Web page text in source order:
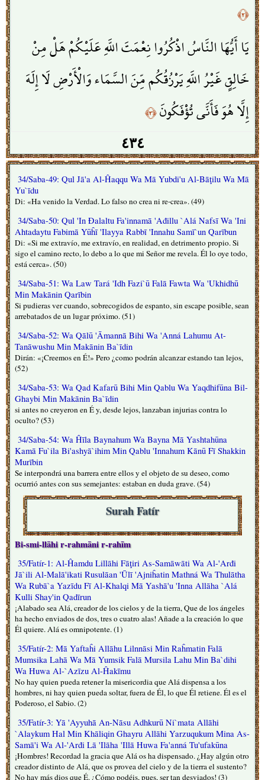
﴿٢﴾
يَا أَيُّهَا النَّاسُ اذْكُرُوا نِعْمَتَ اللَّهِ عَلَيْكُمْ هَلْ مِنْ
خَالِقٍ غَيْرُ اللَّهِ يَرْزُقُكُم مِّنَ السَّمَاء وَالْأَرْضِ لَا إِلَهَ
إِلَّا هُوَ فَأَنَّى تُؤْفَكُونَ﴿٣﴾
٤٣٤
34/Saba-49: Qul Jā'a Al-Ĥaqqu Wa Mā Yubdi'u Al-Bāţilu Wa Mā
Yu`īdu
Di: «Ha venido la Verdad. Lo falso no crea ni re-crea». (49)
34/Saba-50: Qul 'In Đalaltu Fa'innamā 'Ađillu `Alá Nafsī Wa 'Ini
Ahtadaytu Fabimā Yūĥī 'Ilayya Rabbī 'Innahu Samī`un Qarībun
Di: «Si me extravío, me extravío, en realidad, en detrimento propio. Si
sigo el camino recto, lo debo a lo que mi Señor me revela. Él lo oye todo,
está cerca». (50)
34/Saba-51: Wa Law Tará 'Idh Fazi`ū Falā Fawta Wa 'Ukhidhū
Min Makānin Qarībin
Si pudieras ver cuando, sobrecogidos de espanto, sin escape posible, sean
arrebatados de un lugar próximo. (51)
34/Saba-52: Wa Qālū 'Āmannā Bihi Wa 'Anná Lahumu At-
Tanāwushu Min Makānin Ba`īdin
Dirán: «¡Creemos en É!» Pero ¿como podrán alcanzar estando tan lejos,
(52)
34/Saba-53: Wa Qad Kafarū Bihi Min Qablu Wa Yaqdhifūna Bil-
Ghaybi Min Makānin Ba`īdin
si antes no creyeron en É y, desde lejos, lanzaban injurias contra lo
oculto? (53)
34/Saba-54: Wa Ĥīla Baynahum Wa Bayna Mā Yashtahūna
Kamā Fu`ila Bi'ashyā`ihim Min Qablu 'Innahum Kānū Fī Shakkin
Murībin
Se interpondrá una barrera entre ellos y el objeto de su deseo, como
ocurrió antes con sus semejantes: estaban en duda grave. (54)
Surah Fatír
Bi-smi-llāhi r-rahmāni r-rahīm
35/Fatír-1: Al-Ĥamdu Lillāhi Fāţiri As-Samāwāti Wa Al-'Arđi
Jā`ili Al-Malā'ikati Rusulāan 'Ūlī 'Ajniĥatin Mathná Wa Thulātha
Wa Rubā`a Yazīdu Fī Al-Khalqi Mā Yashā'u 'Inna Allāha `Alá
Kulli Shay'in Qadīrun
¡Alabado sea Alá, creador de los cielos y de la tierra, Que de los ángeles
ha hecho enviados de dos, tres o cuatro alas! Añade a la creación lo que
Él quiere. Alá es omnipotente. (1)
35/Fatír-2: Mā Yaftaĥi Allāhu Lilnnāsi Min Raĥmatin Falā
Mumsika Lahā Wa Mā Yumsik Falā Mursila Lahu Min Ba`dihi
Wa Huwa Al-`Azīzu Al-Ĥakīmu
No hay quien pueda retener la misericordia que Alá dispensa a los
hombres, ni hay quien pueda soltar, fuera de Él, lo que Él retiene. Él es el
Poderoso, el Sabio. (2)
35/Fatír-3: Yā 'Ayyuhā An-Nāsu Adhkurū Ni`mata Allāhi
`Alaykum Hal Min Khāliqin Ghayru Allāhi Yarzuqukum Mina As-
Samā'i Wa Al-'Arđi Lā 'Ilāha 'Illā Huwa Fa'anná Tu'ufakūna
¡Hombres! Recordad la gracia que Alá os ha dispensado. ¿Hay algún otro
creador distinto de Alá, que os provea del cielo y de la tierra el sustento?
No hay más dios que É. ¿Cómo podéis, pues, ser tan desviados! (3)